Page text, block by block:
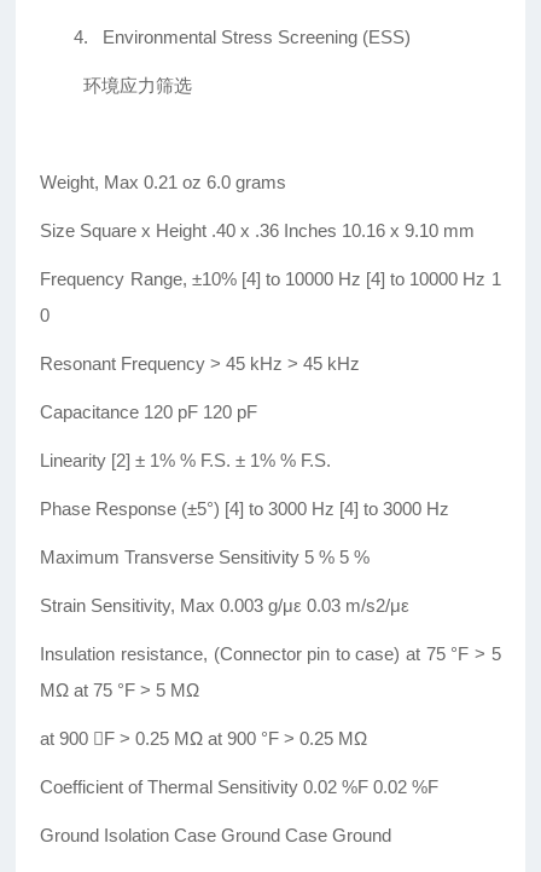
4. Environmental Stress Screening (ESS)
环境应力筛选
Weight, Max 0.21 oz 6.0 grams
Size Square x Height .40 x .36 Inches 10.16 x 9.10 mm
Frequency Range, ±10% [4] to 10000 Hz [4] to 10000 Hz 1
0
Resonant Frequency > 45 kHz > 45 kHz
Capacitance 120 pF 120 pF
Linearity [2] ± 1% % F.S. ± 1% % F.S.
Phase Response (±5°) [4] to 3000 Hz [4] to 3000 Hz
Maximum Transverse Sensitivity 5 % 5 %
Strain Sensitivity, Max 0.003 g/με 0.03 m/s2/με
Insulation resistance, (Connector pin to case) at 75 °F > 5
MΩ at 75 °F > 5 MΩ
at 900 F > 0.25 MΩ at 900 °F > 0.25 MΩ
Coefficient of Thermal Sensitivity 0.02 %F 0.02 %F
Ground Isolation Case Ground Case Ground